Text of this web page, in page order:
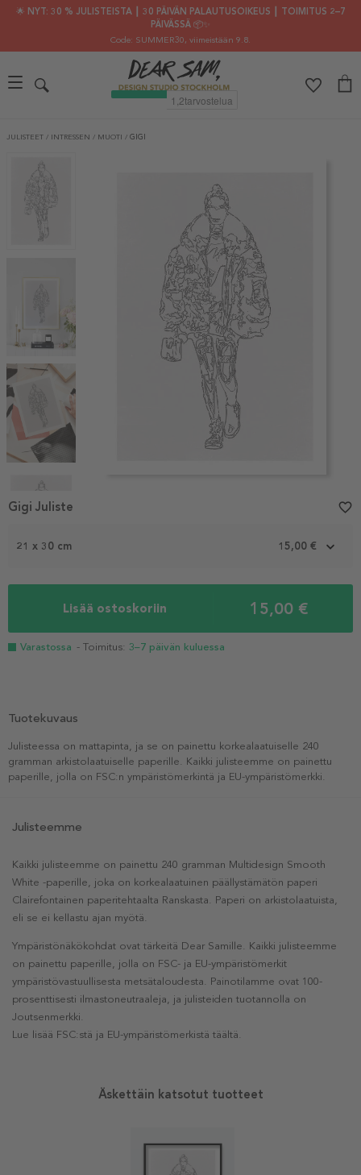
🌟 NYT: 30 % JULISTEISTA ┃ 30 PÄIVÄN PALAUTUSOIKEUS ┃ TOIMITUS 2–7
PÄIVÄSSÄ 📦✨
Code: SUMMER30, viimeistään 9.8.
JULISTEET / INTRESSEN / MUOTI / GIGI
21 x 30 cm 15,00 €
Lisää ostoskoriin 15,00 €
Varastossa - Toimitus: 3–7 päivän kuluessa
Gigi Juliste favorite_border
Tuotekuvaus
Julisteessa on mattapinta, ja se on painettu korkealaatuiselle 240
gramman arkistolaatuiselle paperille. Kaikki julisteemme on painettu
paperille, jolla on FSC:n ympäristömerkintä ja EU-ympäristömerkki.
Julisteemme
Kaikki julisteemme on painettu 240 gramman Multidesign Smooth
White -paperille, joka on korkealaatuinen päällystämätön paperi
Clairefontainen paperitehtaalta Ranskasta. Paperi on arkistolaatuista,
eli se ei kellastu ajan myötä.
Ympäristönäkökohdat ovat tärkeitä Dear Samille. Kaikki julisteemme
on painettu paperille, jolla on FSC- ja EU-ympäristömerkit
ympäristövastuullisesta metsätaloudesta. Painotilamme ovat 100-
prosenttisesti ilmastoneutraaleja, ja julisteiden tuotannolla on
Joutsenmerkki.
Lue lisää FSC:stä ja EU-ympäristömerkistä täältä.
Äskettäin katsotut tuotteet